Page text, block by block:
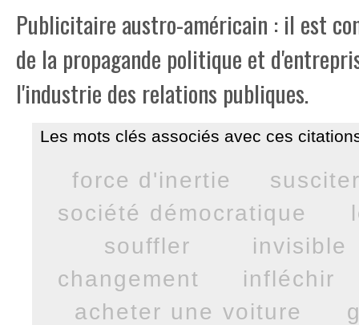
Publicitaire austro-américain : il est
de la propagande politique et
l'industrie des relations publiques.
Les mots clés associés avec ces
force d'inertie
société démocratique
souffler
invisible
changement
infléchir
acheter une voiture